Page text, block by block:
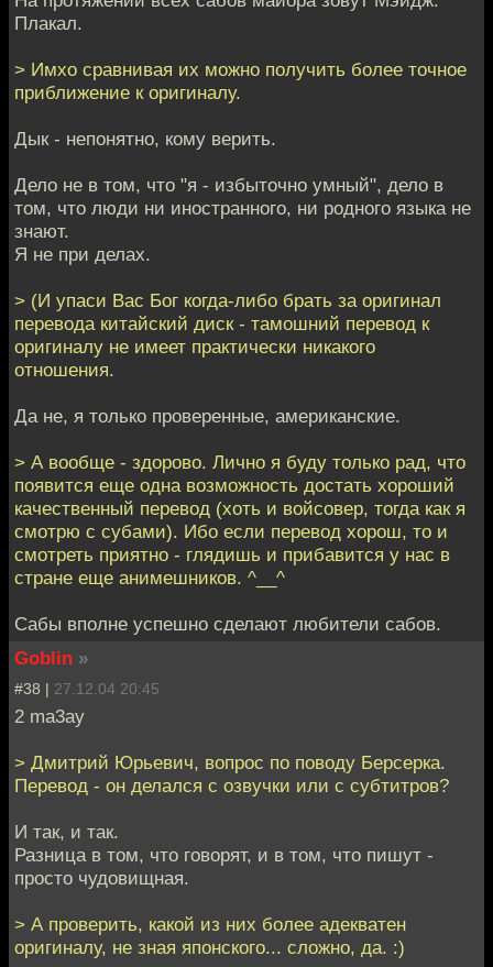
Плакал.
> Имхо сравнивая их можно получить более точное
приближение к оригиналу.
Дык - непонятно, кому верить.
Дело не в том, что "я - избыточно умный", дело в
том, что люди ни иностранного, ни родного языка не
знают.
Я не при делах.
> (И упаси Вас Бог когда-либо брать за оригинал
перевода китайский диск - тамошний перевод к
оригиналу не имеет практически никакого
отношения.
Да не, я только проверенные, американские.
> А вообще - здорово. Лично я буду только рад, что
появится еще одна возможность достать хороший
качественный перевод (хоть и войсовер, тогда как я
смотрю с субами). Ибо если перевод хорош, то и
смотреть приятно - глядишь и прибавится у нас в
стране еще анимешников. ^__^
Сабы вполне успешно сделают любители сабов.
Goblin »
#38 | 27.12.04 20:45
2 ma3ay
> Дмитрий Юрьевич, вопрос по поводу Берсерка.
Перевод - он делался с озвучки или с субтитров?
И так, и так.
Разница в том, что говорят, и в том, что пишут -
просто чудовищная.
> А проверить, какой из них более адекватен
оригиналу, не зная японского... сложно, да. :)